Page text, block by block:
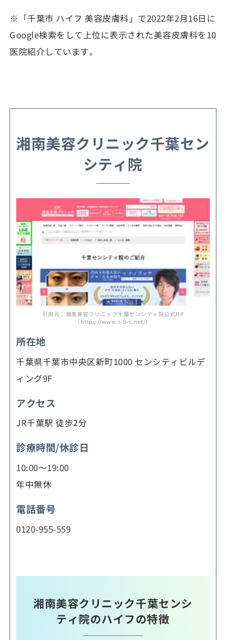
※「千葉市 ハイフ 美容皮膚科」で2022年2月16日に
Google検索をして上位に表示された美容皮膚科を10
医院紹介しています。
湘南美容クリニック千葉セン
シティ院
引用元：湘南美容クリニック千葉センシティ院公式HP
（https://www.s-b-c.net/）
所在地
千葉県千葉市中央区新町1000 センシティビルデ
ィング9F
アクセス
JR千葉駅 徒歩2分
診療時間/休診日
10:00～19:00
年中無休
電話番号
0120-955-559
湘南美容クリニック千葉センシ
ティ院のハイフの特徴